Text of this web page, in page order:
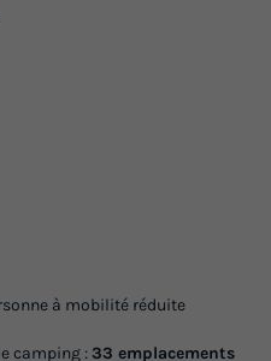
à mobilité réduite
camping :33 emplacements